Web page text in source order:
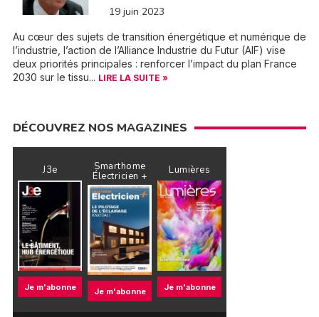
19 juin 2023
Au cœur des sujets de transition énergétique et numérique de
l’industrie, l’action de l’Alliance Industrie du Futur (AIF) vise
deux priorités principales : renforcer l’impact du plan France
2030 sur le tissu... LIRE LA SUITE »
DÉCOUVREZ NOS MAGAZINES
J3e
Je m'abonne
Smarthome
Électricien +
Je m'abonne
Lumières
Je m'abonne